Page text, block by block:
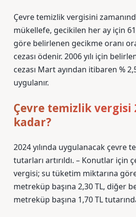
Çevre temizlik vergisini
mükellefe, gecikilen her ay için
göre belirlenen gecikme oranı
cezası ödenir. 2006 yılı için
cezası Mart ayından itibaren %
uygulanır.
Çevre temizlik vergisi
kadar?
2024 yılında uygulanacak çevre
tutarları artırıldı. – Konutlar için
vergisi; su tüketim miktarına
metreküp başına 2,30 TL, diğer
metreküp başına 1,70 TL